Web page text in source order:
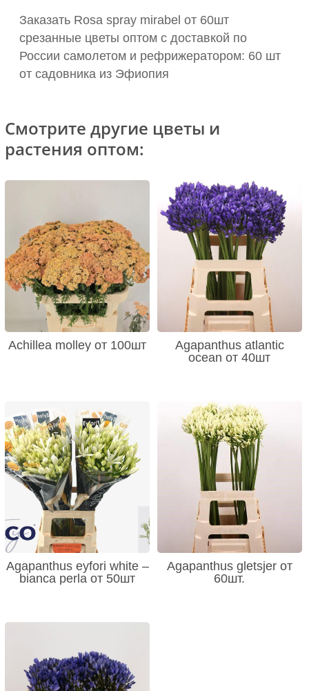
Заказать Rosa spray mirabel от 60шт
срезанные цветы оптом с доставкой по
России самолетом и рефрижератором: 60 шт
от садовника из Эфиопия
Смотрите другие цветы и
растения оптом:
Achillea molley от 100шт
Agapanthus atlantic
ocean от 40шт
Agapanthus eyfori white –
bianca perla от 50шт
Agapanthus gletsjer от
60шт.